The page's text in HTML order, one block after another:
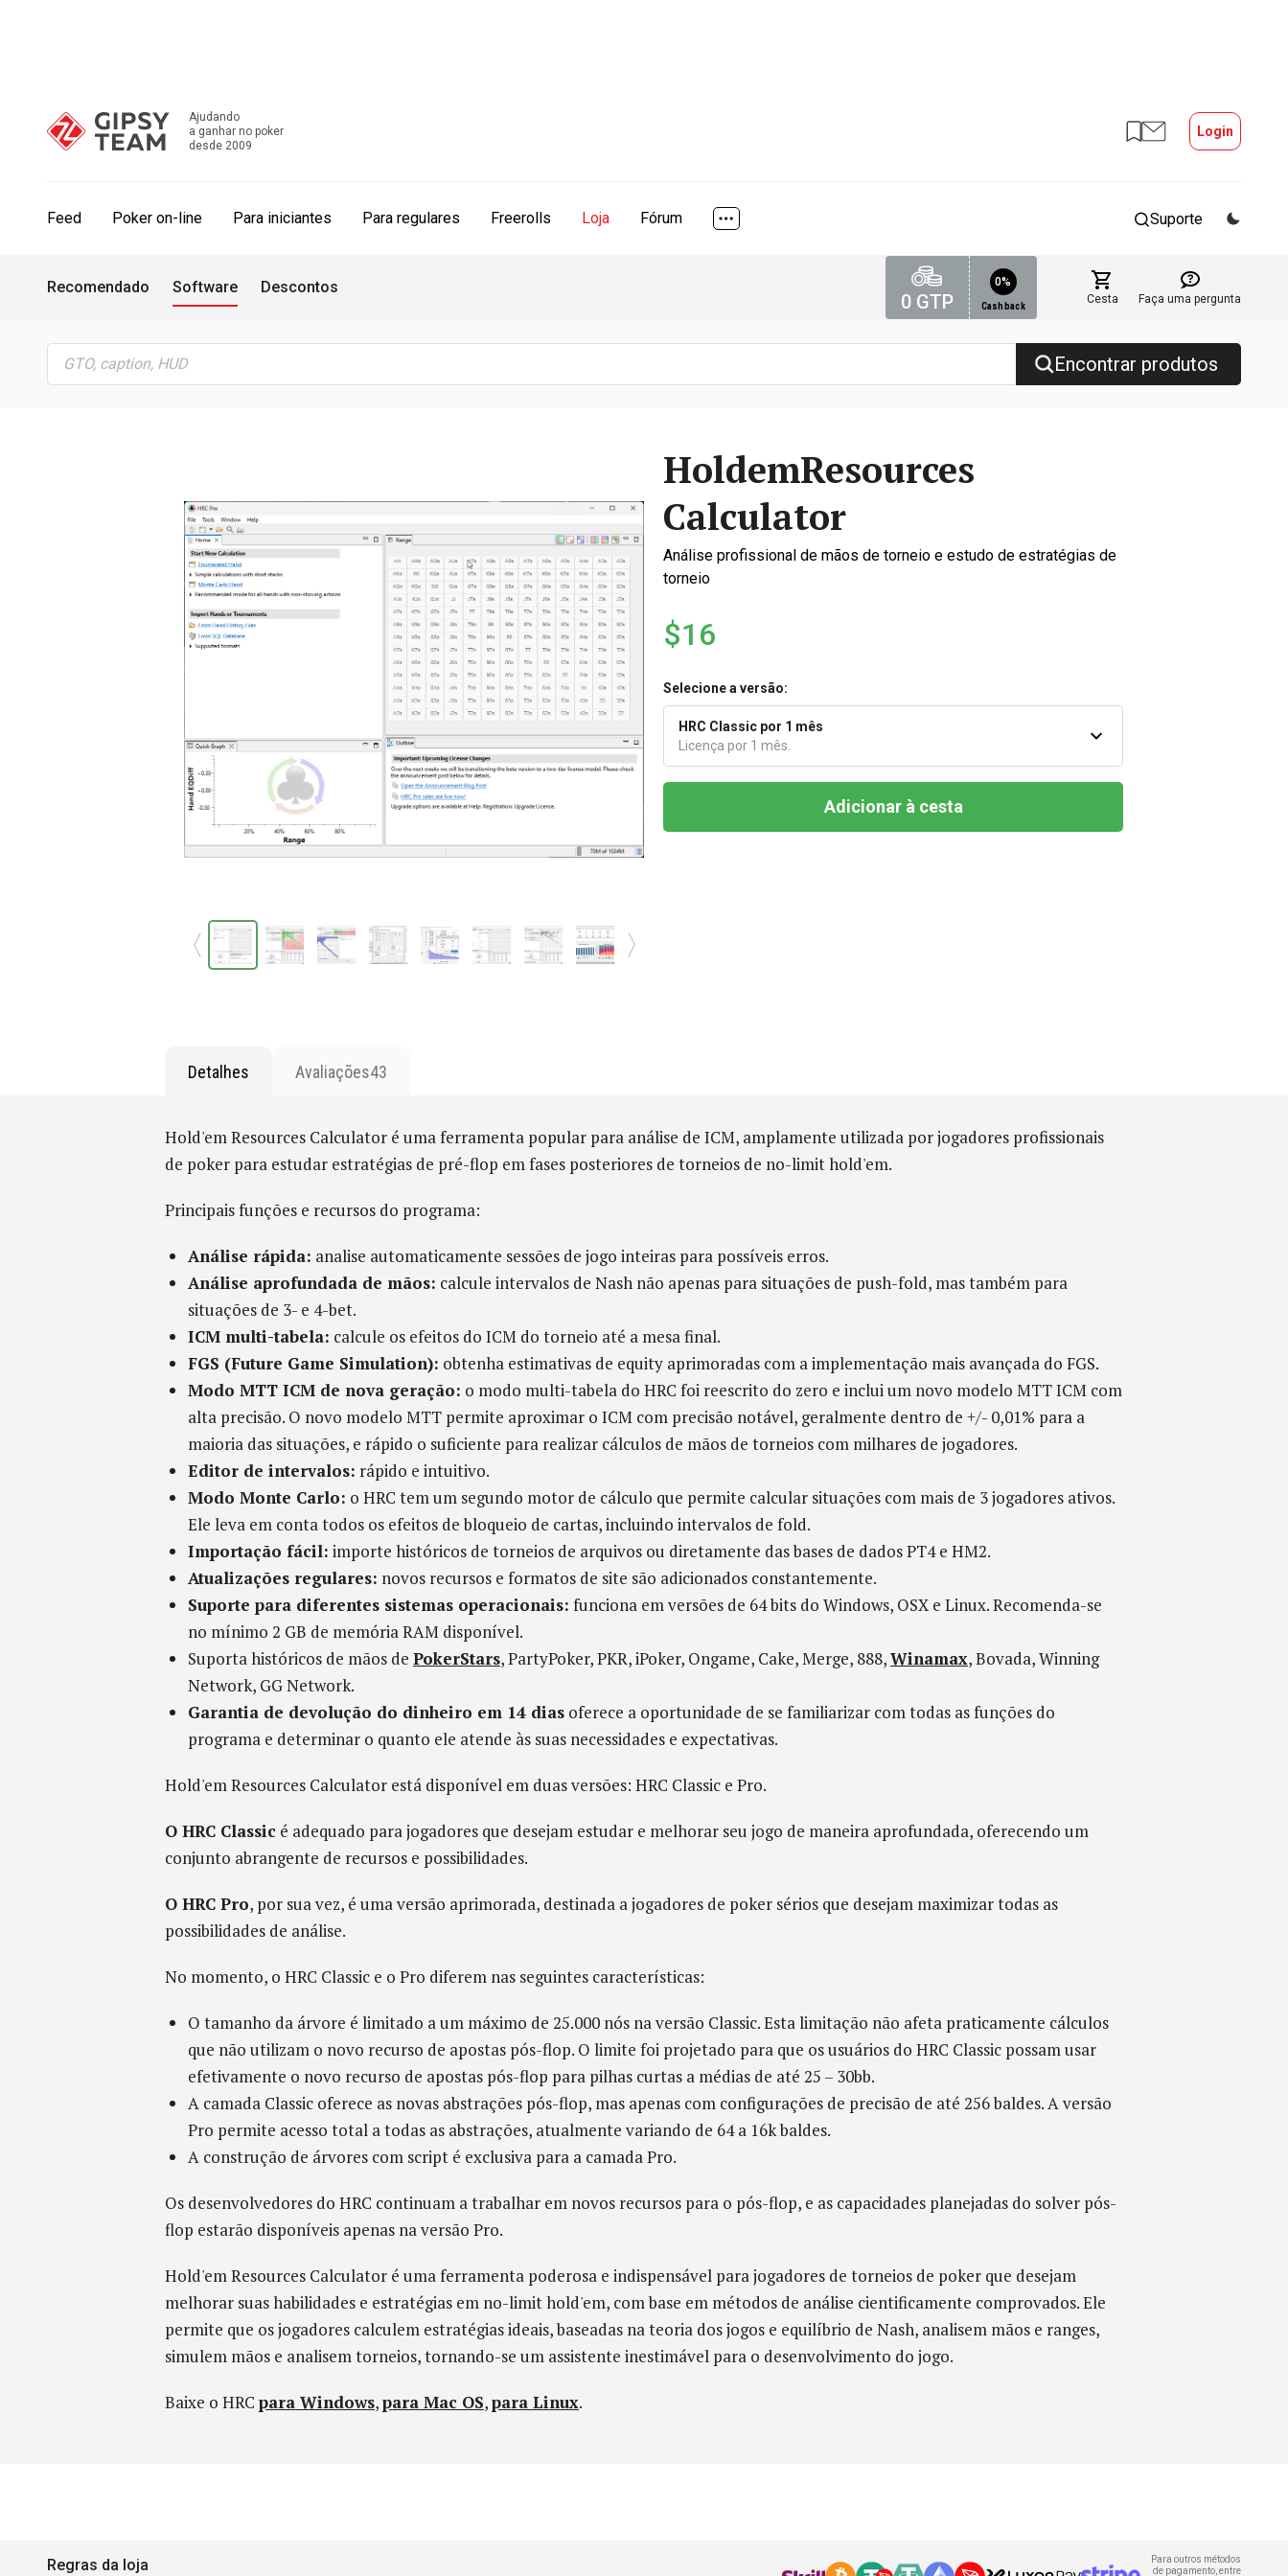
Ajudando
a ganhar no poker
desde 2009
Login
Feed Poker on-line Para iniciantes Para regulares Freerolls Loja Fórum Suporte
Recomendado Software Descontos
0 GTP
0%
Cashback
Cesta Faça uma pergunta
Encontrar produtos
HoldemResources
Calculator
Análise profissional de mãos de torneio e estudo de estratégias de
torneio
$16
Selecione a versão:
HRC Classic por 1 mês
Licença por 1 mês.
Adicionar à cesta
Detalhes Avaliações43
Hold'em Resources Calculator é uma ferramenta popular para análise de ICM, amplamente utilizada por jogadores profissionais
de poker para estudar estratégias de pré-flop em fases posteriores de torneios de no-limit hold'em.
Principais funções e recursos do programa:
Análise rápida: analise automaticamente sessões de jogo inteiras para possíveis erros.
Análise aprofundada de mãos: calcule intervalos de Nash não apenas para situações de push-fold, mas também para
situações de 3- e 4-bet.
ICM multi-tabela: calcule os efeitos do ICM do torneio até a mesa final.
FGS (Future Game Simulation): obtenha estimativas de equity aprimoradas com a implementação mais avançada do FGS.
Modo MTT ICM de nova geração: o modo multi-tabela do HRC foi reescrito do zero e inclui um novo modelo MTT ICM com
alta precisão. O novo modelo MTT permite aproximar o ICM com precisão notável, geralmente dentro de +/- 0,01% para a
maioria das situações, e rápido o suficiente para realizar cálculos de mãos de torneios com milhares de jogadores.
Editor de intervalos: rápido e intuitivo.
Modo Monte Carlo: o HRC tem um segundo motor de cálculo que permite calcular situações com mais de 3 jogadores ativos.
Ele leva em conta todos os efeitos de bloqueio de cartas, incluindo intervalos de fold.
Importação fácil: importe históricos de torneios de arquivos ou diretamente das bases de dados PT4 e HM2.
Atualizações regulares: novos recursos e formatos de site são adicionados constantemente.
Suporte para diferentes sistemas operacionais: funciona em versões de 64 bits do Windows, OSX e Linux. Recomenda-se
no mínimo 2 GB de memória RAM disponível.
Suporta históricos de mãos de PokerStars, PartyPoker, PKR, iPoker, Ongame, Cake, Merge, 888,Winamax, Bovada, Winning
Network, GG Network.
Garantia de devolução do dinheiro em 14 dias oferece a oportunidade de se familiarizar com todas as funções do
programa e determinar o quanto ele atende às suas necessidades e expectativas.
Hold'em Resources Calculator está disponível em duas versões: HRC Classic e Pro.
O HRC Classic é adequado para jogadores que desejam estudar e melhorar seu jogo de maneira aprofundada, oferecendo um
conjunto abrangente de recursos e possibilidades.
O HRC Pro, por sua vez, é uma versão aprimorada, destinada a jogadores de poker sérios que desejam maximizar todas as
possibilidades de análise.
No momento, o HRC Classic e o Pro diferem nas seguintes características:
O tamanho da árvore é limitado a um máximo de 25.000 nós na versão Classic. Esta limitação não afeta praticamente cálculos
que não utilizam o novo recurso de apostas pós-flop. O limite foi projetado para que os usuários do HRC Classic possam usar
efetivamente o novo recurso de apostas pós-flop para pilhas curtas a médias de até 25 – 30bb.
A camada Classic oferece as novas abstrações pós-flop, mas apenas com configurações de precisão de até 256 baldes. A versão
Pro permite acesso total a todas as abstrações, atualmente variando de 64 a 16k baldes.
A construção de árvores com script é exclusiva para a camada Pro.
Os desenvolvedores do HRC continuam a trabalhar em novos recursos para o pós-flop, e as capacidades planejadas do solver pós-
flop estarão disponíveis apenas na versão Pro.
Hold'em Resources Calculator é uma ferramenta poderosa e indispensável para jogadores de torneios de poker que desejam
melhorar suas habilidades e estratégias em no-limit hold'em, com base em métodos de análise cientificamente comprovados. Ele
permite que os jogadores calculem estratégias ideais, baseadas na teoria dos jogos e equilíbrio de Nash, analisem mãos e ranges,
simulem mãos e analisem torneios, tornando-se um assistente inestimável para o desenvolvimento do jogo.
Baixe o HRC para Windows,para Mac OS,para Linux.
Regras da loja
Para outros métodos
de pagamento, entre